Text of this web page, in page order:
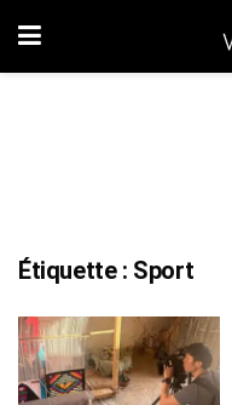
Étiquette : Sport